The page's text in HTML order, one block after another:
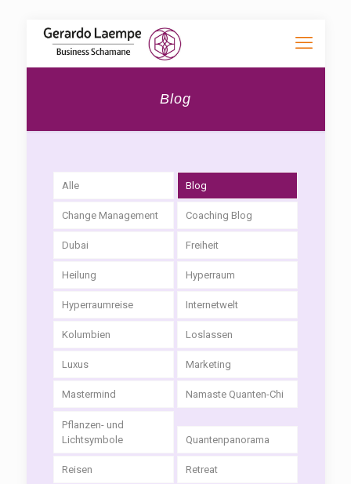
Blog
Alle Blog
Change Management Coaching Blog
Dubai Freiheit
Heilung Hyperraum
Hyperraumreise Internetwelt
Kolumbien Loslassen
Luxus Marketing
Mastermind Namaste Quanten-Chi
Pflanzen- und
Lichtsymbole
Quantenpanorama
Reisen Retreat